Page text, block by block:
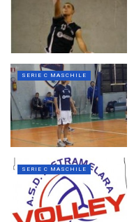
SERIE C MASCHILE
SERIE C MASCHILE